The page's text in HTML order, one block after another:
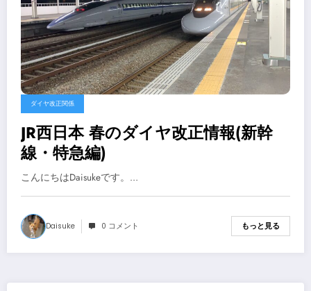
ダイヤ改正関係
JR西日本 春のダイヤ改正情報(新幹
線・特急編)
こんにちはDaisukeです。…
Daisuke 0 コメント もっと見る